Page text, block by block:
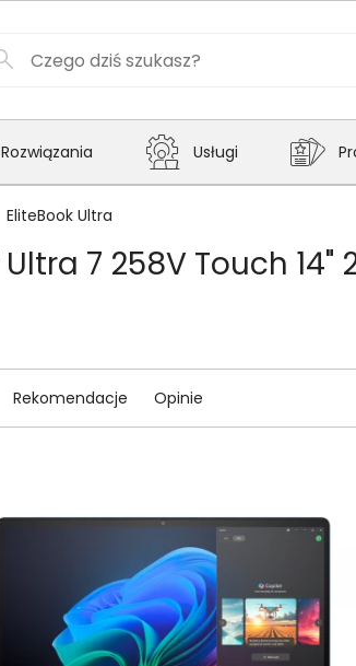
Rozwiązania Usługi
EliteBook Ultra
7 258V Touch 14"
Rekomendacje Opinie